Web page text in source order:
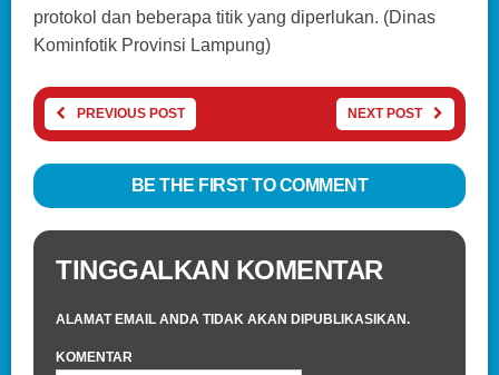
protokol dan beberapa titik yang diperlukan. (Dinas
Kominfotik Provinsi Lampung)
PREVIOUS POST NEXT POST
BE THE FIRST TO COMMENT
TINGGALKAN KOMENTAR
ALAMAT EMAIL ANDA TIDAK AKAN DIPUBLIKASIKAN.
KOMENTAR